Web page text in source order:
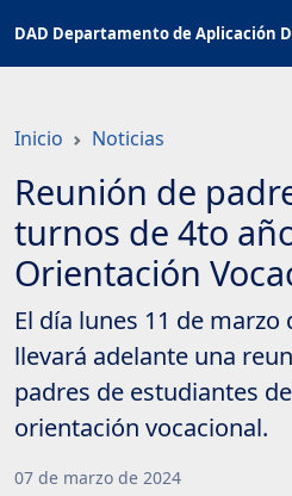
contenido
DAD Departamento de Aplicación
Inicio Noticias
Reunión de
turnos de 4to
Orientación
El día lunes 11 de marzo
llevará adelante una
padres de estudiantes
orientación vocacional.
07 de marzo de 2024